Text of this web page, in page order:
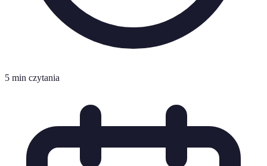
5 min czytania